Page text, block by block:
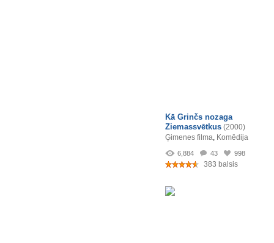
Kā Grinčs nozaga
Ziemassvētkus (2000)
Ģimenes filma, Komēdija
6,884 43 998
383 balsis